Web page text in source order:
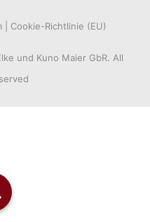
Cookie-Richtlinie (EU)
und Kuno Maier GbR. All